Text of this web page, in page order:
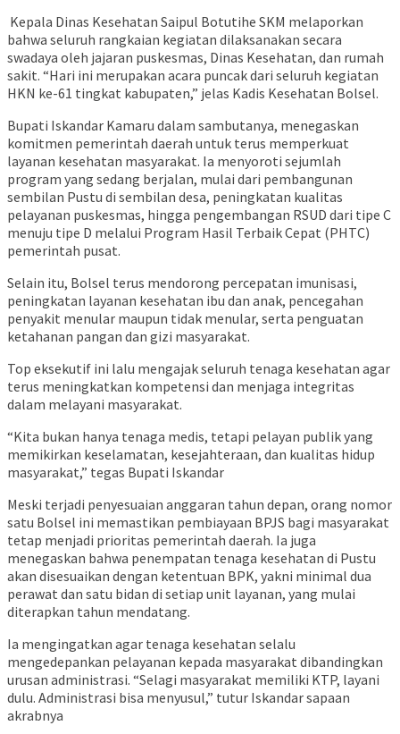
Kepala Dinas Kesehatan Saipul Botutihe SKM melaporkan
bahwa seluruh rangkaian kegiatan dilaksanakan secara
swadaya oleh jajaran puskesmas, Dinas Kesehatan, dan rumah
sakit. “Hari ini merupakan acara puncak dari seluruh kegiatan
HKN ke-61 tingkat kabupaten,” jelas Kadis Kesehatan Bolsel.
Bupati Iskandar Kamaru dalam sambutanya, menegaskan
komitmen pemerintah daerah untuk terus memperkuat
layanan kesehatan masyarakat. Ia menyoroti sejumlah
program yang sedang berjalan, mulai dari pembangunan
sembilan Pustu di sembilan desa, peningkatan kualitas
pelayanan puskesmas, hingga pengembangan RSUD dari tipe C
menuju tipe D melalui Program Hasil Terbaik Cepat (PHTC)
pemerintah pusat.
Selain itu, Bolsel terus mendorong percepatan imunisasi,
peningkatan layanan kesehatan ibu dan anak, pencegahan
penyakit menular maupun tidak menular, serta penguatan
ketahanan pangan dan gizi masyarakat.
Top eksekutif ini lalu mengajak seluruh tenaga kesehatan agar
terus meningkatkan kompetensi dan menjaga integritas
dalam melayani masyarakat.
“Kita bukan hanya tenaga medis, tetapi pelayan publik yang
memikirkan keselamatan, kesejahteraan, dan kualitas hidup
masyarakat,” tegas Bupati Iskandar
Meski terjadi penyesuaian anggaran tahun depan, orang nomor
satu Bolsel ini memastikan pembiayaan BPJS bagi masyarakat
tetap menjadi prioritas pemerintah daerah. Ia juga
menegaskan bahwa penempatan tenaga kesehatan di Pustu
akan disesuaikan dengan ketentuan BPK, yakni minimal dua
perawat dan satu bidan di setiap unit layanan, yang mulai
diterapkan tahun mendatang.
Ia mengingatkan agar tenaga kesehatan selalu
mengedepankan pelayanan kepada masyarakat dibandingkan
urusan administrasi. “Selagi masyarakat memiliki KTP, layani
dulu. Administrasi bisa menyusul,” tutur Iskandar sapaan
akrabnya